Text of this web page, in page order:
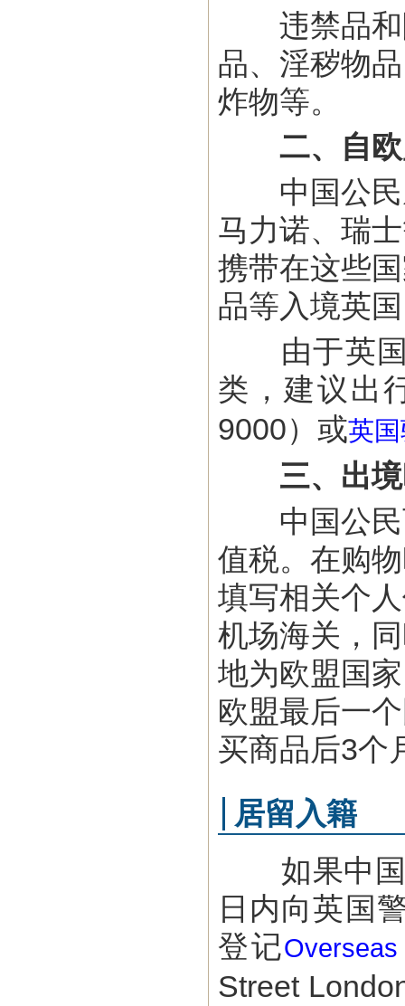
违禁品和
品、淫秽物
炸物等。
二、自
中国公民
马力诺、瑞
携带在这些
品等入境英
由于英国
类，建议出
9000）或英
三、出
中国公民
值税。在购
填写相关个
机场海关，
地为欧盟国
欧盟最后一
买商品后3个
居留入籍
如果中国
日内向英国
登记
Street